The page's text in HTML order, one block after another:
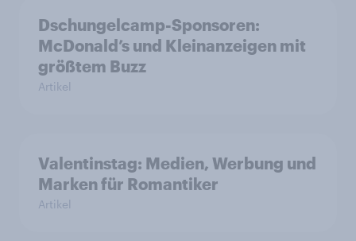
Dschungelcamp-Sponsoren:
McDonald’s und Kleinanzeigen mit
größtem Buzz
Artikel
Valentinstag: Medien, Werbung und
Marken für Romantiker
Artikel